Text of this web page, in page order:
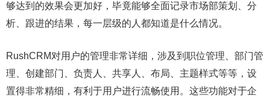
够达到的效果会更加好，毕竟能够全面记录市场部策划、分
析、跟进的结果，每一层级的人都知道是什么情况。
RushCRM对用户的管理非常详细，涉及到职位管理、部门管
理、创建部门、负责人、共享人、布局、主题样式等等，设
置得非常精细，有利于用户进行流畅使用。这些功能对于企